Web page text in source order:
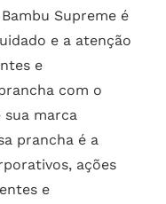
Supreme é
e a atenção
e
com o
sua marca
prancha é a
ações
e